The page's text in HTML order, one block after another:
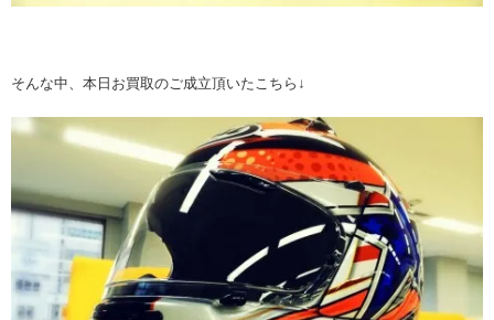
そんな中、本日お買取のご成立頂いたこちら↓